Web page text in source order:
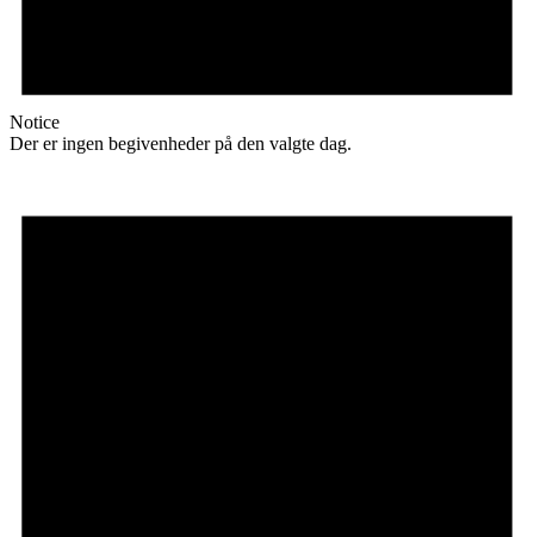
Notice
Der er ingen begivenheder på den valgte dag.